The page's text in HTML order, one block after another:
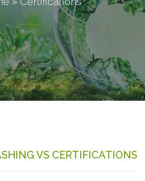
VS CERTIFICATIONS